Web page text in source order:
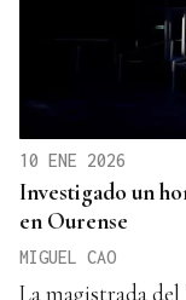
10 ENE 2026
Investigado un
en Ourense
MIGUEL CAO
La magistrada